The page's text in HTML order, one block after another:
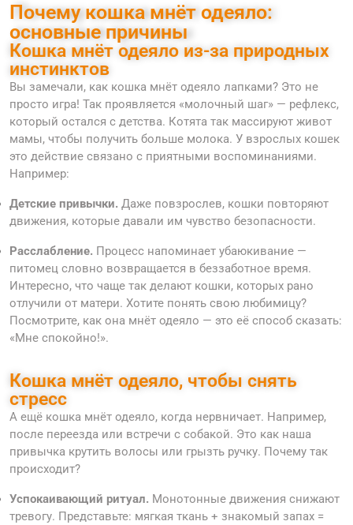
Почему кошка мнёт одеяло:
основные причины
Кошка мнёт одеяло из-за природных
инстинктов
Вы замечали, как кошка мнёт одеяло лапками? Это не
просто игра! Так проявляется «молочный шаг» — рефлекс,
который остался с детства. Котята так массируют живот
мамы, чтобы получить больше молока. У взрослых кошек
это действие связано с приятными воспоминаниями.
Например:
Детские привычки. Даже повзрослев, кошки повторяют
движения, которые давали им чувство безопасности.
Расслабление. Процесс напоминает убаюкивание —
питомец словно возвращается в беззаботное время.
Интересно, что чаще так делают кошки, которых рано
отлучили от матери. Хотите понять свою любимицу?
Посмотрите, как она мнёт одеяло — это её способ сказать:
«Мне спокойно!».
Кошка мнёт одеяло, чтобы снять
стресс
А ещё кошка мнёт одеяло, когда нервничает. Например,
после переезда или встречи с собакой. Это как наша
привычка крутить волосы или грызть ручку. Почему так
происходит?
Успокаивающий ритуал. Монотонные движения снижают
тревогу. Представьте: мягкая ткань + знакомый запах =